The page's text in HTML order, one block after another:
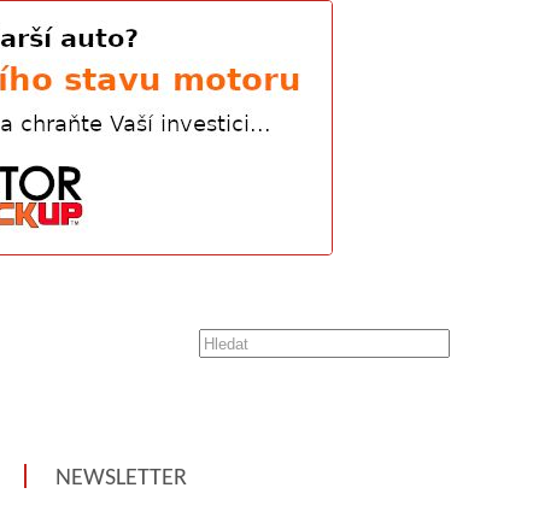
NEWSLETTER